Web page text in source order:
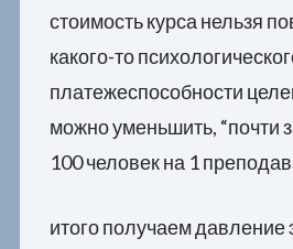
стоимость курса нельзя
какого-то
платежеспособности
можно уменьшить, “почти
100 человек на 1
итого получаем давление